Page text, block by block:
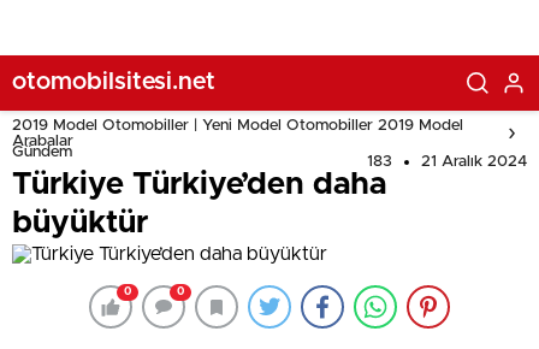
otomobilsitesi.net
2019 Model Otomobiller | Yeni Model Otomobiller 2019 Model
Arabalar
Gündem
183 21 Aralık 2024
Türkiye Türkiye’den daha
büyüktür
0 0